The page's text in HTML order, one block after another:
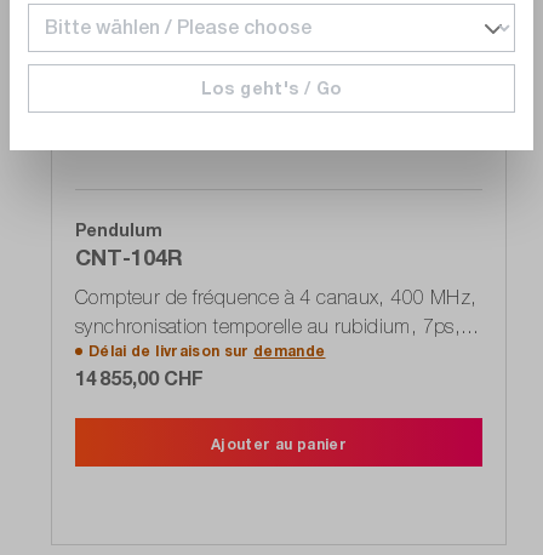
Comparer
Pendulum
CNT-104R
Compteur de fréquence à 4 canaux, 400 MHz,
synchronisation temporelle au rubidium, 7ps,
20 MSa/s
Délai de livraison sur demande
14 855,00 CHF
Ajouter au panier
Los geht's / Go